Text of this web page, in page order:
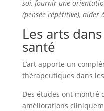
soi, fournir une
(pensée répétitive), aider
Les arts
santé
L’art apporte un
thérapeutiques dans
Des études ont montré
améliorations